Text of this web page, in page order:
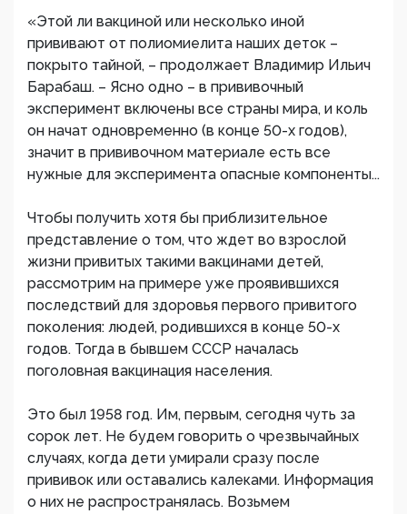
«Этой ли вакциной или несколько иной
прививают от полиомиелита наших деток –
покрыто тайной, – продолжает Владимир Ильич
Барабаш. – Ясно одно – в прививочный
эксперимент включены все страны мира, и коль
он начат одновременно (в конце 50-х годов),
значит в прививочном материале есть все
нужные для эксперимента опасные компоненты...
Чтобы получить хотя бы приблизительное
представление о том, что ждет во взрослой
жизни привитых такими вакцинами детей,
рассмотрим на примере уже проявившихся
последствий для здоровья первого привитого
поколения: людей, родившихся в конце 50-х
годов. Тогда в бывшем СССР началась
поголовная вакцинация населения.
Это был 1958 год. Им, первым, сегодня чуть за
сорок лет. Не будем говорить о чрезвычайных
случаях, когда дети умирали сразу после
прививок или оставались калеками. Информация
о них не распространялась. Возьмем